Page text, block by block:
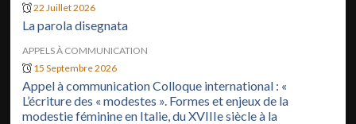
22 Juillet 2026
La parola disegnata
APPELS À COMMUNICATION
15 Septembre 2026
Appel à communication Colloque international : «
L’écriture des « modestes ». Formes et enjeux de la
modestie féminine en Italie, du XVIIIe siècle à la